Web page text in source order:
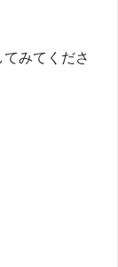
みてくださ